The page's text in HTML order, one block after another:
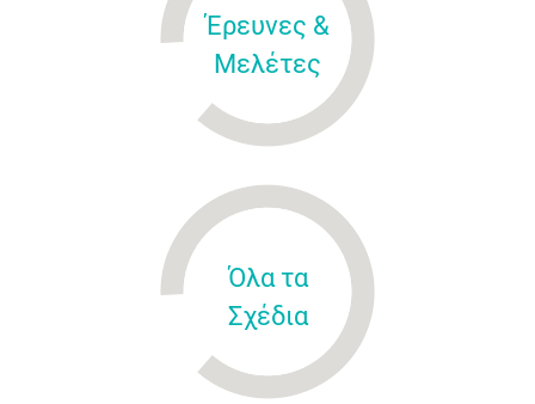
Έρευνες &
Μελέτες
Όλα τα
Σχέδια